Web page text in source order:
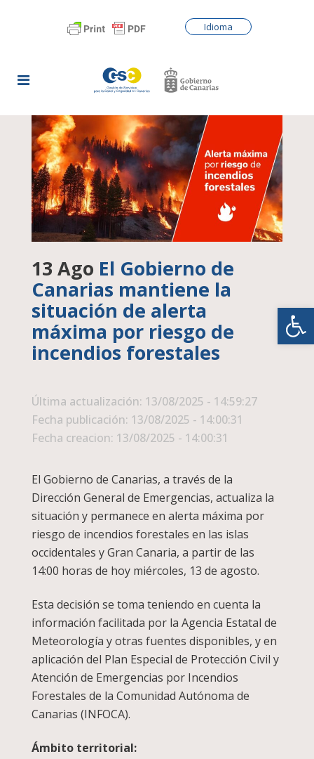
Idioma
13 Ago El Gobierno de
Canarias mantiene la
situación de alerta
máxima por riesgo de
incendios forestales
Última actualización: 13/08/2025 - 14:59:27
Fecha publicación: 13/08/2025 - 14:00:31
Fecha creacion: 13/08/2025 - 14:00:31
El Gobierno de Canarias, a través de la
Dirección General de Emergencias, actualiza la
situación y permanece en alerta máxima por
riesgo de incendios forestales en las islas
occidentales y Gran Canaria, a partir de las
14:00 horas de hoy miércoles, 13 de agosto.
Esta decisión se toma teniendo en cuenta la
información facilitada por la Agencia Estatal de
Meteorología y otras fuentes disponibles, y en
aplicación del Plan Especial de Protección Civil y
Atención de Emergencias por Incendios
Forestales de la Comunidad Autónoma de
Canarias (INFOCA).
Ámbito territorial: